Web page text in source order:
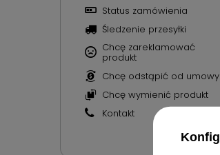
Status zamówienia
Śledzenie przesyłki
Chcę zareklamować
produkt
Chcę odstąpić od umowy
Chcę wymienić produkt
Kontakt